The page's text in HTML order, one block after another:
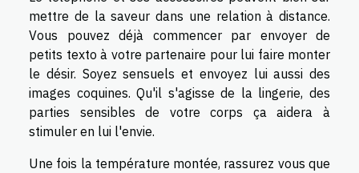
mettre de la saveur dans une relation à distance.
Vous pouvez déjà commencer par envoyer de
petits texto à votre partenaire pour lui faire monter
le désir. Soyez sensuels et envoyez lui aussi des
images coquines. Qu'il s'agisse de la lingerie, des
parties sensibles de votre corps ça aidera à
stimuler en lui l'envie.
Une fois la température montée, rassurez vous que